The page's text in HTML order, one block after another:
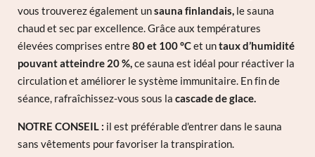
vous trouverez également unsauna finlandais, le sauna
chaud et sec par excellence. Grâce aux températures
élevées comprises entre80 et 100 °Cet untaux d’humidité
pouvant atteindre 20 %, ce sauna est idéal pour réactiver la
circulation et améliorer le système immunitaire. En fin de
séance, rafraîchissez-vous sous lacascade de glace.
NOTRE CONSEIL : il est préférable d'entrer dans le sauna
sans vêtements pour favoriser la transpiration.